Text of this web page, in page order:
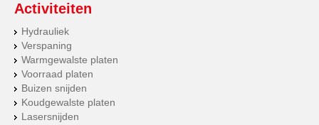
Activiteiten
Hydrauliek
Verspaning
Warmgewalste platen
Voorraad platen
Buizen snijden
Koudgewalste platen
Lasersnijden